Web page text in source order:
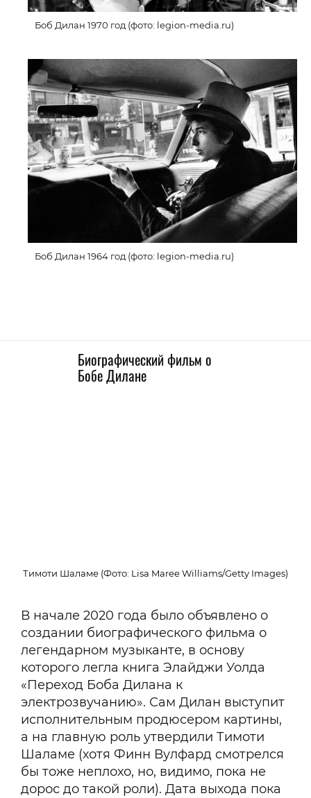
Боб Дилан 1970 год (фото: legion-media.ru)
Боб Дилан 1964 год (фото: legion-media.ru)
Биографический фильм о
Бобе Дилане
Тимоти Шаламе (Фото: Lisa Maree Williams/Getty Images)
В начале 2020 года было объявлено о
создании биографического фильма о
легендарном музыканте, в основу
которого легла книга Элайджи Уолда
«Переход Боба Дилана к
электрозвучанию». Сам Дилан выступит
исполнительным продюсером картины,
а на главную роль утвердили Тимоти
Шаламе (хотя Финн Вулфард смотрелся
бы тоже неплохо, но, видимо, пока не
дорос до такой роли). Дата выхода пока